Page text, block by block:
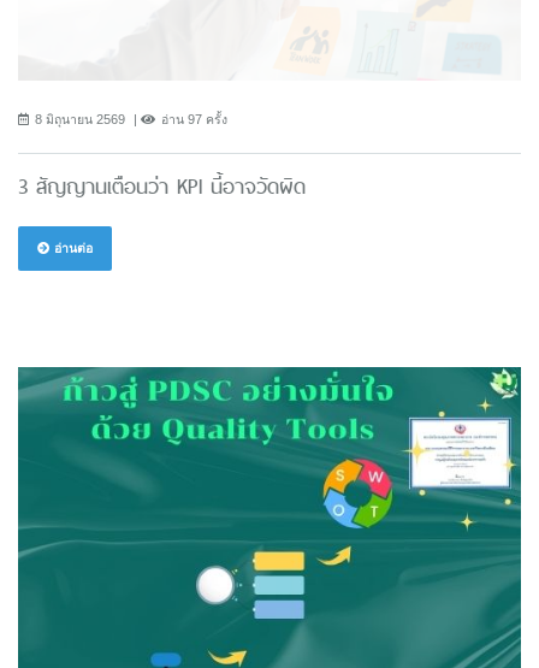
8 มิถุนายน 2569 อ่าน 97 ครั้ง
3 สัญญานเตือนว่า KPI นี้อาจวัดผิด
อ่านต่อ